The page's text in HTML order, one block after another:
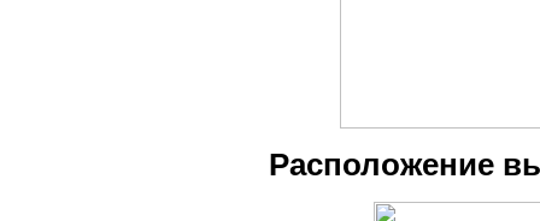
Расположение